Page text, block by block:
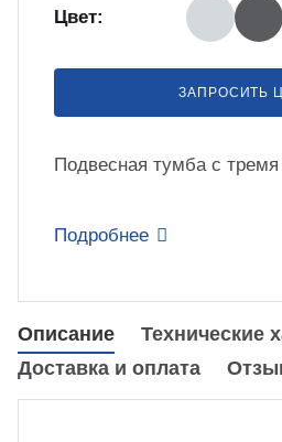
по ТЗ заказчика
безопасной и
с оборудованием
неиспользуемого
Цвет:
ЗАПРОСИТЬ
Подвесная тумба с
Подробнее
Описание
Технические
Доставка и оплата